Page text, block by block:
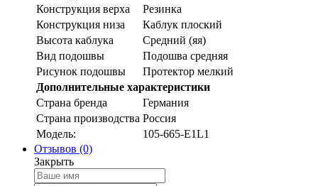
Конструкция верха
Резинка
Конструкция низа
Каблук плоский
Высота каблука
Средний (яя)
Вид подошвы
Подошва средняя
Рисунок подошвы
Протектор мелкий
Дополнительные характеристики
Страна бренда
Германия
Страна производства Россия
Модель:
105-665-E1L1
Отзывов (0)
Закрыть